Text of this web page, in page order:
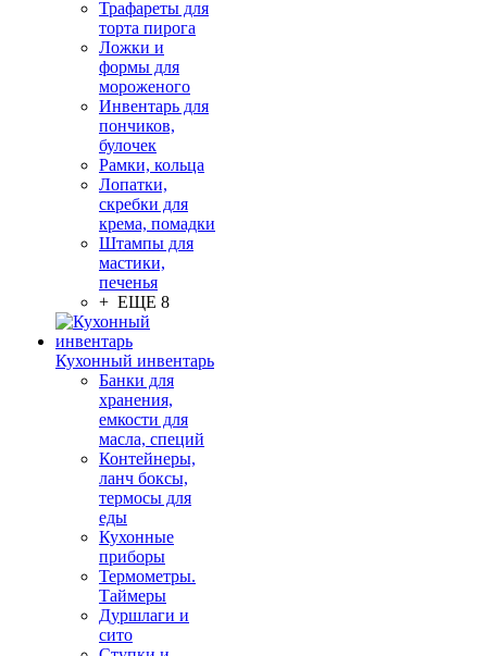
Трафареты для
торта пирога
Ложки и
формы для
мороженого
Инвентарь для
пончиков,
булочек
Рамки, кольца
Лопатки,
скребки для
крема, помадки
Штампы для
мастики,
печенья
+ ЕЩЕ 8
Кухонный инвентарь
Банки для
хранения,
емкости для
масла, специй
Контейнеры,
ланч боксы,
термосы для
еды
Кухонные
приборы
Термометры.
Таймеры
Дуршлаги и
сито